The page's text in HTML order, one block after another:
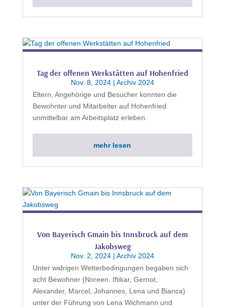
Tag der offenen Werkstätten auf Hohenfried
Nov. 8, 2024| Archiv 2024
Eltern, Angehörige und Besucher konnten die
Bewohnter und Mitarbeiter auf Hohenfried
unmittelbar am Arbeitsplatz erleben.
mehr lesen
Von Bayerisch Gmain bis Innsbruck auf dem
Jakobsweg
Nov. 2, 2024| Archiv 2024
Unter widrigen Wetterbedingungen begaben sich
acht Bewohner (Noreen, Iftikar, Gernot,
Alexander, Marcel, Johannes, Lena und Bianca)
unter der Führung von Lena Wichmann und